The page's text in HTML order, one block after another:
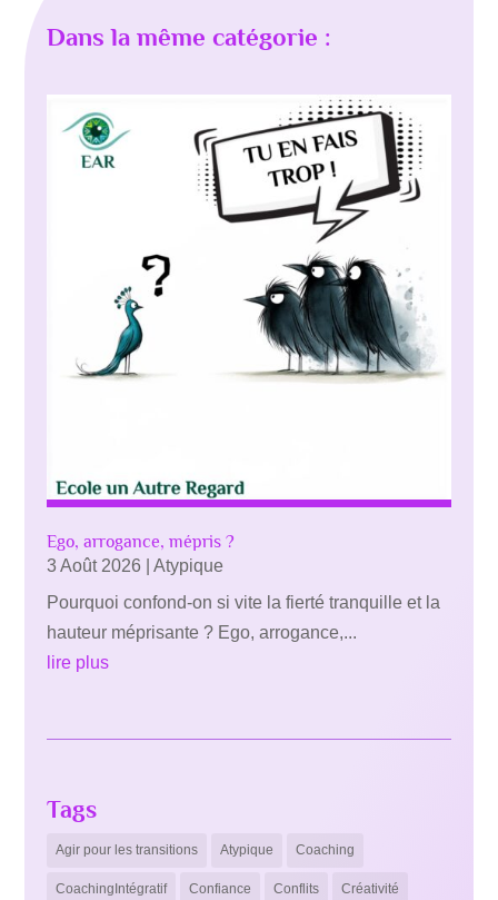
Dans la même catégorie :
Ego, arrogance, mépris ?
3 Août 2026 |Atypique
Pourquoi confond-on si vite la fierté tranquille et la
hauteur méprisante ? Ego, arrogance,...
lire plus
Tags
Agir pour les transitions Atypique Coaching
CoachingIntégratif Confiance Conflits Créativité